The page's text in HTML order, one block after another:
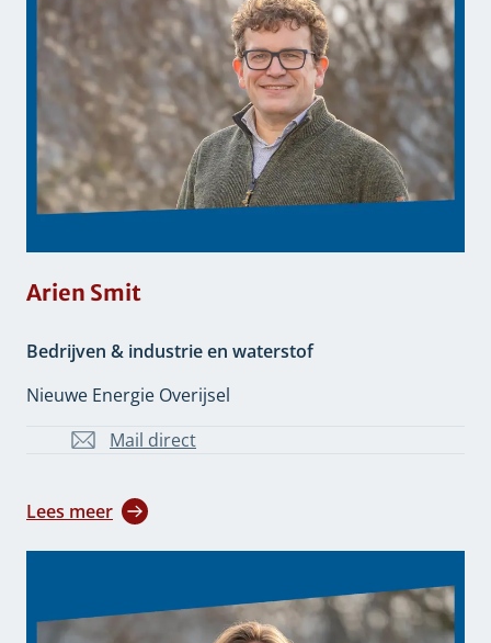
Arien Smit
Bedrijven & industrie en waterstof
Nieuwe Energie Overijsel
Mail direct
A.Smit@overijssel.nl
Lees meer